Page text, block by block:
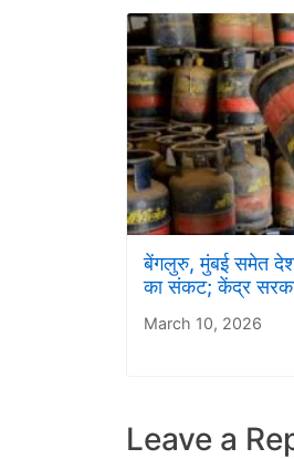
बेंगलुरु, मुंबई समेत
का संकट; केंद्र
March 10, 2026
Leave a